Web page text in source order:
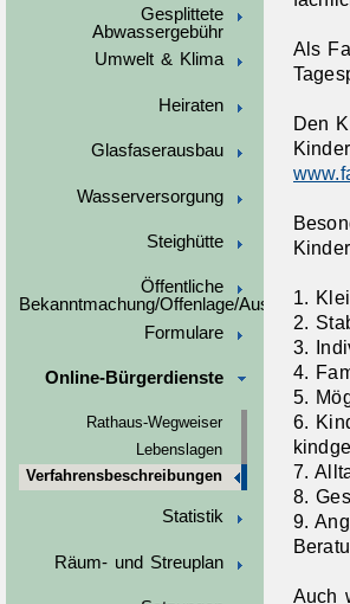
Gesplittete
Abwassergebühr
Umwelt & Klima
Heiraten
Glasfaserausbau
Wasserversorgung
Steighütte
Öffentliche
Bekanntmachung/Offenlage/
Formulare
Online-Bürgerdienste
Rathaus-Wegweiser
Lebenslagen
Verfahrensbeschreibungen
Statistik
Räum- und Streuplan
Als
Den
1.
2.
3.
4.
5.
6.
7.
8.
9.
Auch